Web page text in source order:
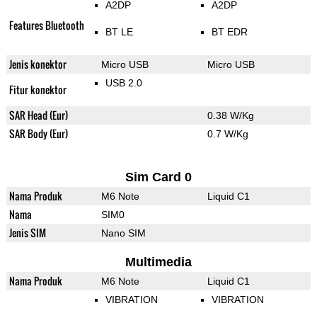
Features Bluetooth
A2DP
BT LE
A2DP
BT EDR
Jenis konektor Micro USB Micro USB
Fitur konektor USB 2.0
SAR Head (Eur) 0.38 W/Kg
SAR Body (Eur) 0.7 W/Kg
Sim Card 0
Nama Produk M6 Note Liquid C1
Nama SIM0
Jenis SIM Nano SIM
Multimedia
Nama Produk M6 Note Liquid C1
VIBRATION VIBRATION